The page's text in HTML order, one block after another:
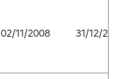
02/11/2008 31/12/